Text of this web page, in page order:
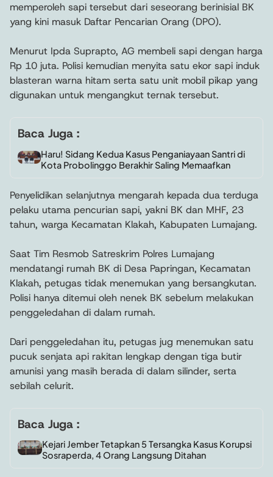
memperoleh sapi tersebut dari seseorang berinisial BK
yang kini masuk Daftar Pencarian Orang (DPO).
Menurut Ipda Suprapto, AG membeli sapi dengan harga
Rp 10 juta. Polisi kemudian menyita satu ekor sapi induk
blasteran warna hitam serta satu unit mobil pikap yang
digunakan untuk mengangkut ternak tersebut.
Baca Juga :
Haru! Sidang Kedua Kasus Penganiayaan Santri di
Kota Probolinggo Berakhir Saling Memaafkan
Penyelidikan selanjutnya mengarah kepada dua terduga
pelaku utama pencurian sapi, yakni BK dan MHF, 23
tahun, warga Kecamatan Klakah, Kabupaten Lumajang.
Saat Tim Resmob Satreskrim Polres Lumajang
mendatangi rumah BK di Desa Papringan, Kecamatan
Klakah, petugas tidak menemukan yang bersangkutan.
Polisi hanya ditemui oleh nenek BK sebelum melakukan
penggeledahan di dalam rumah.
Dari penggeledahan itu, petugas jug menemukan satu
pucuk senjata api rakitan lengkap dengan tiga butir
amunisi yang masih berada di dalam silinder, serta
sebilah celurit.
Baca Juga :
Kejari Jember Tetapkan 5 Tersangka Kasus Korupsi
Sosraperda, 4 Orang Langsung Ditahan